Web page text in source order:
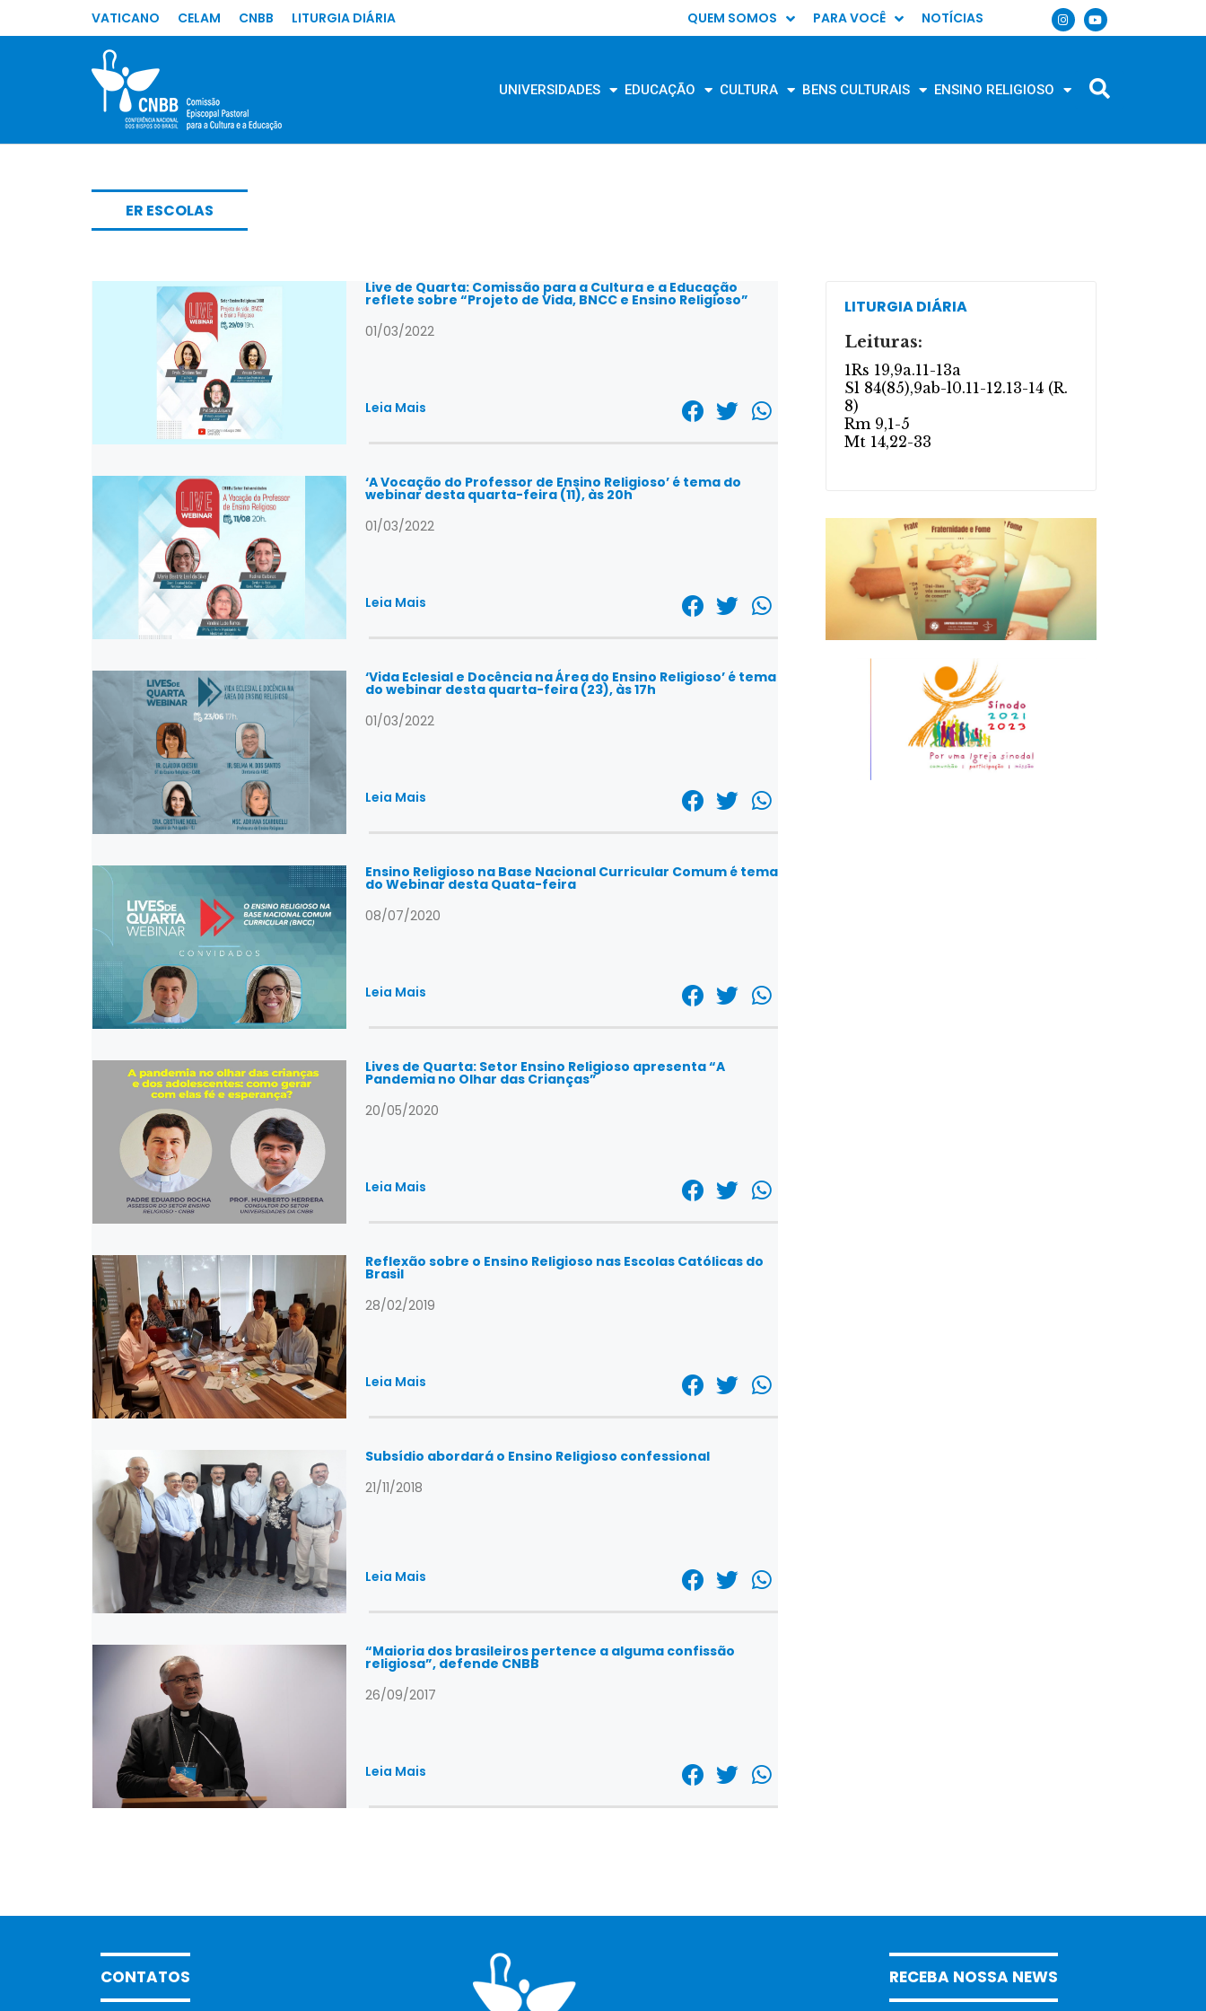
VATICANO CELAM CNBB LITURGIA DIÁRIA QUEM SOMOS PARA VOCÊ NOTÍCIAS
UNIVERSIDADES EDUCAÇÃO CULTURA BENS CULTURAIS ENSINO RELIGIOSO
ER ESCOLAS
Live de Quarta: Comissão para a Cultura e a Educação
reflete sobre “Projeto de Vida, BNCC e Ensino Religioso”
01/03/2022
Leia Mais
‘A Vocação do Professor de Ensino Religioso’ é tema do
webinar desta quarta-feira (11), às 20h
01/03/2022
Leia Mais
‘Vida Eclesial e Docência na Área do Ensino Religioso’ é tema
do webinar desta quarta-feira (23), às 17h
01/03/2022
Leia Mais
Ensino Religioso na Base Nacional Curricular Comum é tema
do Webinar desta Quata-feira
08/07/2020
Leia Mais
Lives de Quarta: Setor Ensino Religioso apresenta “A
Pandemia no Olhar das Crianças”
20/05/2020
Leia Mais
Reflexão sobre o Ensino Religioso nas Escolas Católicas do
Brasil
28/02/2019
Leia Mais
Subsídio abordará o Ensino Religioso confessional
21/11/2018
Leia Mais
“Maioria dos brasileiros pertence a alguma confissão
religiosa”, defende CNBB
26/09/2017
Leia Mais
LITURGIA DIÁRIA
CONTATOS RECEBA NOSSA NEWS